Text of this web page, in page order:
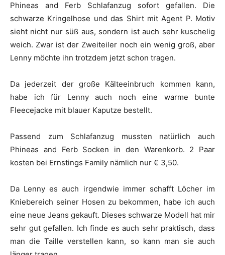
Phineas and Ferb Schlafanzug sofort gefallen. Die
schwarze Kringelhose und das Shirt mit Agent P. Motiv
sieht nicht nur süß aus, sondern ist auch sehr kuschelig
weich. Zwar ist der Zweiteiler noch ein wenig groß, aber
Lenny möchte ihn trotzdem jetzt schon tragen.
Da jederzeit der große Kälteeinbruch kommen kann,
habe ich für Lenny auch noch eine warme bunte
Fleecejacke mit blauer Kaputze bestellt.
Passend zum Schlafanzug mussten natürlich auch
Phineas and Ferb Socken in den Warenkorb. 2 Paar
kosten bei Ernstings Family nämlich nur € 3,50.
Da Lenny es auch irgendwie immer schafft Löcher im
Kniebereich seiner Hosen zu bekommen, habe ich auch
eine neue Jeans gekauft. Dieses schwarze Modell hat mir
sehr gut gefallen. Ich finde es auch sehr praktisch, dass
man die Taille verstellen kann, so kann man sie auch